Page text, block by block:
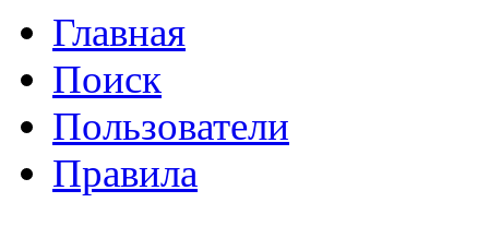
Главная
Поиск
Пользователи
Правила